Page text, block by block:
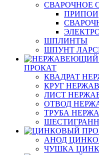
СВАРОЧНОЕ
ПРИПОИ
ШПЛИНТЫ
ШПУНТ
ПРОКАТ
КВАДРАТ
КРУГ
ЛИСТ
ОТВОД
ТРУБА
АНОД
ЧУШКА